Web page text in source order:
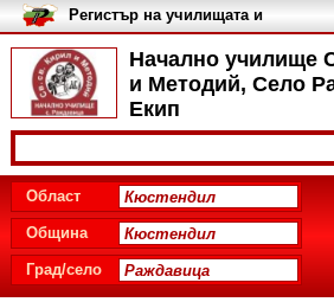
Начално училище
и Методий, Село
Екип
Регистър на училищата и
университетите в България
Област
Община
Град/село